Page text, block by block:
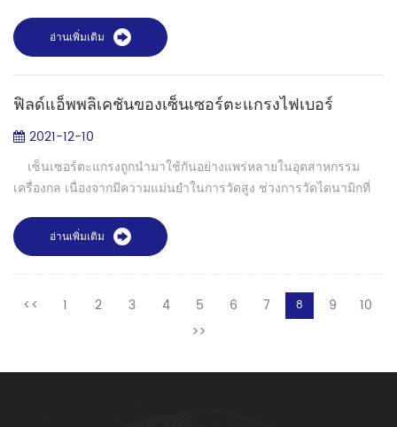
โค้งงอ จึงทำให้เกิดปรากฏการณ์ไบ...
อ่านเพิ่มเติม
ฟิลด์แอ็พพลิเคชันของเซ็นเซอร์ตะแกรงไฟเบอร์
2021-12-10
เซ็นเซอร์ตะแกรงถูกนำมาใช้กันอย่างแพร่หลายในอุตสาหกรรม
เครื่องกล เนื่องจากมีความแม่นยำในการวัดสูง ช่วงการวัดไดนามิกที่
ที่ง่ายด...อ่านเพิ่มเติม
<< 1 2 3 4 5 6 7 8 9
10
>>